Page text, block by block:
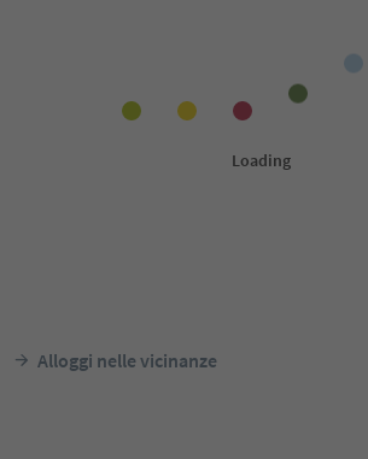
Alloggi nelle vicinanze